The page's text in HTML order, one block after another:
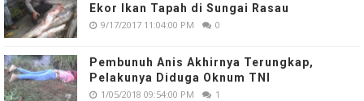
Ekor Ikan Tapah di Sungai Rasau
9/17/2017 11:04:00 PM 0
Pembunuh Anis Akhirnya Terungkap,
Pelakunya Diduga Oknum TNI
1/05/2018 09:54:00 PM 1